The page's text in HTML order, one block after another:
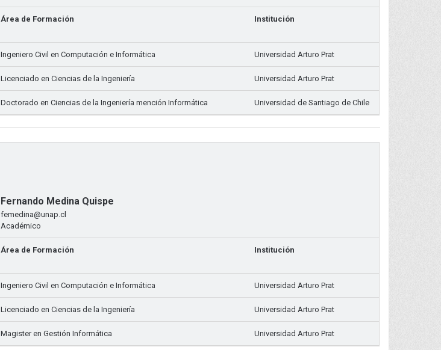
Área de Formación Institución
Ingeniero Civil en Computación e Informática Universidad Arturo Prat
Licenciado en Ciencias de la Ingeniería Universidad Arturo Prat
Doctorado en Ciencias de la Ingeniería mención Informática Universidad de Santiago de Chile
Fernando Medina Quispe
femedina@unap.cl
Académico
Área de Formación Institución
Ingeniero Civil en Computación e Informática Universidad Arturo Prat
Licenciado en Ciencias de la Ingeniería Universidad Arturo Prat
Magister en Gestión Informática Universidad Arturo Prat